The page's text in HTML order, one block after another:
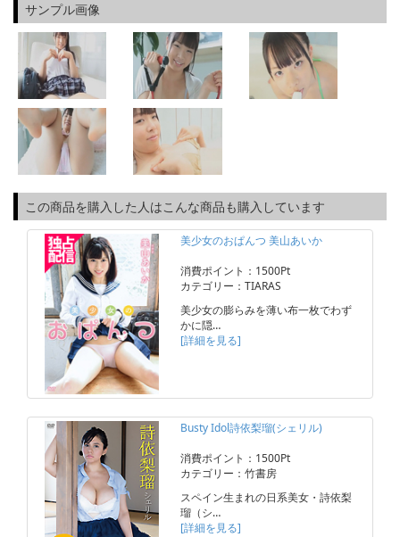
サンプル画像
この商品を購入した人はこんな商品も購入しています
美少女のおぱんつ 美山あいか
消費ポイント：1500Pt
カテゴリー：TIARAS
美少女の膨らみを薄い布一枚でわず
かに隠…
[詳細を見る]
Busty Idol詩依梨瑠(シェリル)
消費ポイント：1500Pt
カテゴリー：竹書房
スペイン生まれの日系美女・詩依梨
瑠（シ…
[詳細を見る]